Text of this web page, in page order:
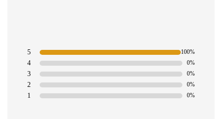
1 0%
2 0%
3 0%
4 0%
5 100%